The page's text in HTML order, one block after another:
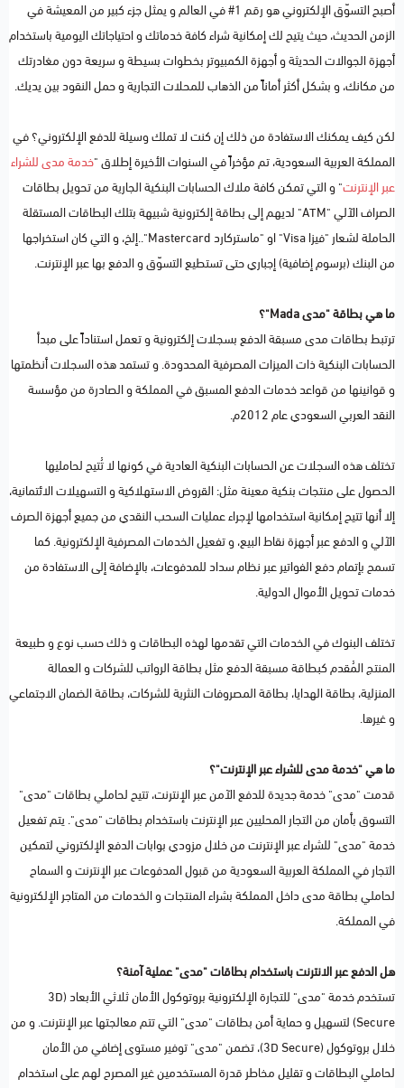
أصبح التسوّق الإلكتروني هو رقم 1# في العالم و يمثل جزء كبير من المعيشة في
الزمن الحديث، حيث يتيح لك إمكانية شراء كافة خدماتك و احتياجاتك اليومية باستخدام
أجهزة الجوالات الحديثة و أجهزة الكمبيوتر بخطوات بسيطة و سريعة دون مغادرتك
من مكانك، و بشكل أكثر أماناً من الذهاب للمحلات التجارية و حمل النقود بين يديك.
لكن كيف يمكنك الاستفادة من ذلك إن كنت لا تملك وسيلة للدفع الإلكتروني؟ في
المملكة العربية السعودية، تم مؤخراً في السنوات الأخيرة إطلاق "خدمة مدى للشراء
عبر الإنترنت" و التي تمكن كافة ملاك الحسابات البنكية الجارية من تحويل بطاقات
الصراف الآلي "ATM" لديهم إلى بطاقة إلكترونية شبيهة بتلك البطاقات المستقلة
الحاملة لشعار "فيزا Visa" او "ماستركارد Mastercard"..إلخ، و التي كان استخراجها
من البنك (برسوم إضافية) إجباري حتى تستطيع التسوّق و الدفع بها عبر الإنترنت.
ما هي بطاقة "مدى Mada"؟
ترتبط بطاقات مدى مسبقة الدفع بسجلات إلكترونية و تعمل استناداً على مبدأ
الحسابات البنكية ذات الميزات المصرفية المحدودة. و تستمد هذه السجلات أنظمتها
و قوانينها من قواعد خدمات الدفع المسبق في المملكة و الصادرة من مؤسسة
النقد العربي السعودي عام 2012م.
تختلف هذه السجلات عن الحسابات البنكية العادية في كونها لا تُتيح لحامليها
الحصول على منتجات بنكية معينة مثل: القروض الاستهلاكية و التسهيلات الائتمانية،
إلا أنها تتيح إمكانية استخدامها لإجراء عمليات السحب النقدي من جميع أجهزة الصرف
الآلي و الدفع عبر أجهزة نقاط البيع، و تفعيل الخدمات المصرفية الإلكترونية. كما
تسمح بإتمام دفع الفواتير عبر نظام سداد للمدفوعات، بالإضافة إلى الاستفادة من
خدمات تحويل الأموال الدولية.
تختلف البنوك في الخدمات التي تقدمها لهذه البطاقات و ذلك حسب نوع و طبيعة
المنتج المُقدم كبطاقة مسبقة الدفع مثل بطاقة الرواتب للشركات و العمالة
المنزلية، بطاقة الهدايا، بطاقة المصروفات النثرية للشركات، بطاقة الضمان الاجتماعي
و غيرها.
ما هي "خدمة مدى للشراء عبر الإنترنت"؟
قدمت "مدى" خدمة جديدة للدفع الآمن عبر الإنترنت، تتيح لحاملي بطاقات "مدى"
التسوق بأمان من التجار المحليين عبر الإنترنت باستخدام بطاقات "مدى". يتم تفعيل
خدمة "مدى" للشراء عبر الإنترنت من خلال مزودي بوابات الدفع الإلكتروني لتمكين
التجار في المملكة العربية السعودية من قبول المدفوعات عبر الإنترنت و السماح
لحاملي بطاقة مدى داخل المملكة بشراء المنتجات و الخدمات من المتاجر الإلكترونية
في المملكة.
هل الدفع عبر الانترنت باستخدام بطاقات "مدى" عملية آمنة؟
تستخدم خدمة "مدى" للتجارة الإلكترونية بروتوكول الأمان ثلاثي الأبعاد (3D
Secure) لتسهيل و حماية أمن بطاقات "مدى" التي تتم معالجتها عبر الإنترنت. و من
خلال بروتوكول (3D Secure)، تضمن "مدى" توفير مستوى إضافي من الأمان
لحاملي البطاقات و تقليل مخاطر قدرة المستخدمين غير المصرح لهم على استخدام